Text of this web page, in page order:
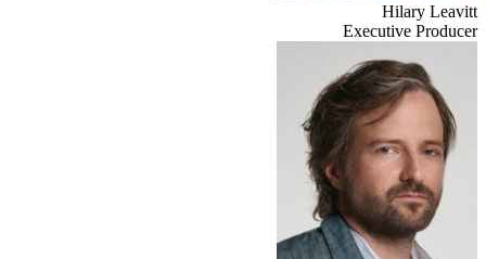
Hilary Leavitt
Executive Producer